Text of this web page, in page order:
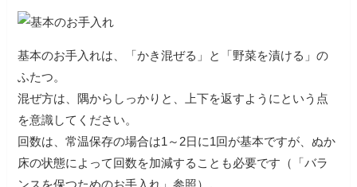
基本のお手入れは、「かき混ぜる」と「野菜を漬ける」の
ふたつ。
混ぜ方は、隅からしっかりと、上下を返すようにという点
を意識してください。
回数は、常温保存の場合は1～2日に1回が基本ですが、ぬか
床の状態によって回数を加減することも必要です（「バラ